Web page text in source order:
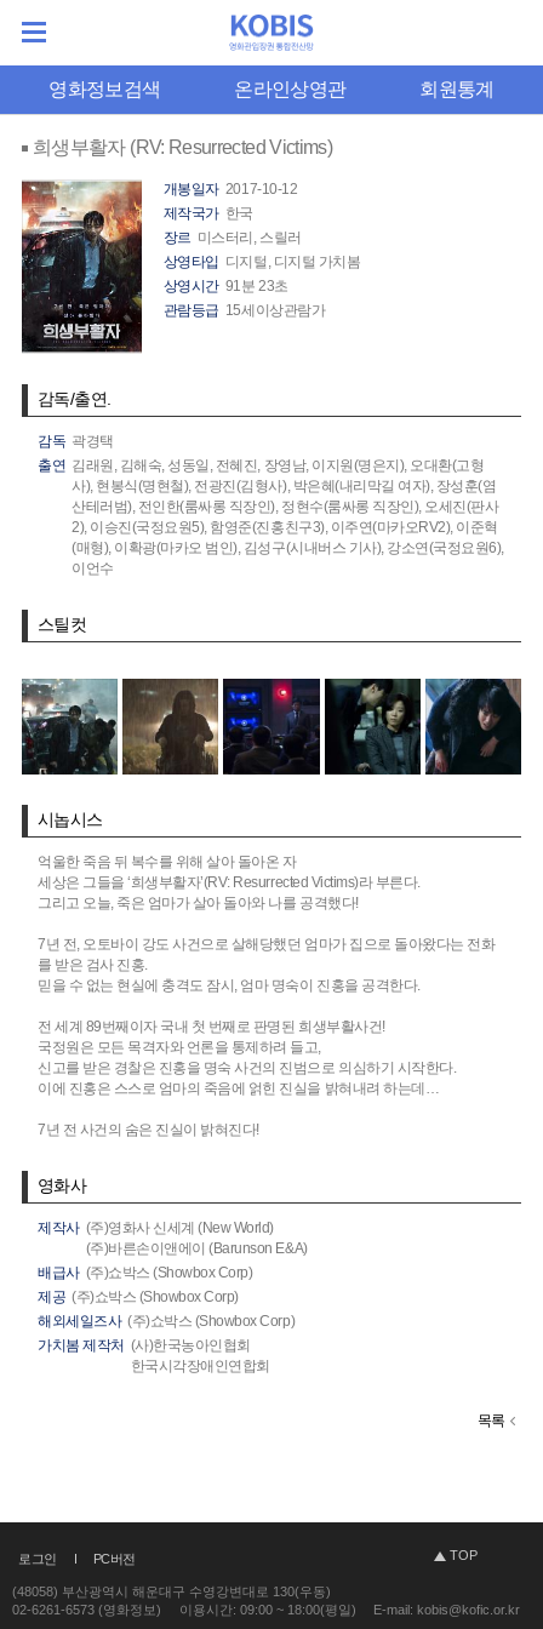
영화정보검색 온라인상영관 회원통계
희생부활자 (RV: Resurrected Victims)
개봉일자 2017-10-12
제작국가 한국
장르 미스터리, 스릴러
상영타입 디지털, 디지털 가치봄
상영시간 91분 23초
관람등급 15세이상관람가
감독/출연.
감독 곽경택
출연 김래원, 김해숙, 성동일, 전혜진, 장영남, 이지원(명은지), 오대환(고형
사), 현봉식(명현철), 전광진(김형사), 박은혜(내리막길 여자), 장성훈(염
산테러범), 전인한(룸싸롱 직장인), 정현수(룸싸롱 직장인), 오세진(판사
2), 이승진(국정요원5), 함영준(진홍친구3), 이주연(마카오RV2), 이준혁
(매형), 이확광(마카오 범인), 김성구(시내버스 기사), 강소연(국정요원6),
이언수
스틸컷
시놉시스
억울한 죽음 뒤 복수를 위해 살아 돌아온 자
세상은 그들을 ‘희생부활자’(RV: Resurrected Victims)라 부른다.
그리고 오늘, 죽은 엄마가 살아 돌아와 나를 공격했다!
7년 전, 오토바이 강도 사건으로 살해당했던 엄마가 집으로 돌아왔다는 전화
를 받은 검사 진홍.
믿을 수 없는 현실에 충격도 잠시, 엄마 명숙이 진홍을 공격한다.
전 세계 89번째이자 국내 첫 번째로 판명된 희생부활사건!
국정원은 모든 목격자와 언론을 통제하려 들고,
신고를 받은 경찰은 진홍을 명숙 사건의 진범으로 의심하기 시작한다.
이에 진홍은 스스로 엄마의 죽음에 얽힌 진실을 밝혀내려 하는데…
7년 전 사건의 숨은 진실이 밝혀진다!
영화사
제작사 (주)영화사 신세계 (New World)
(주)바른손이앤에이 (Barunson E&A)
배급사 (주)쇼박스 (Showbox Corp)
제공 (주)쇼박스 (Showbox Corp)
해외세일즈사 (주)쇼박스 (Showbox Corp)
가치봄 제작처 (사)한국농아인협회
한국시각장애인연합회
목록
로그인 PC버전 TOP
(48058) 부산광역시 해운대구 수영강변대로 130(우동)
02-6261-6573 (영화정보)
이용시간: 09:00 ~ 18:00(평일) E-mail: kobis@kofic.or.kr